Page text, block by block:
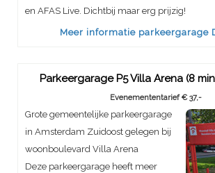
en AFAS Live. Dichtbij maar erg prijzig!
Meer informatie parkeergarage
Parkeergarage P5 Villa Arena (8
Evenemententarief € 37,-
Grote gemeentelijke parkeergarage
in Amsterdam Zuidoost gelegen bij
woonboulevard Villa Arena
Deze parkeergarage heeft meer